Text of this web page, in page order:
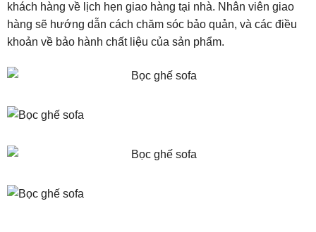
khách hàng về lịch hẹn giao hàng tại nhà. Nhân viên giao
hàng sẽ hướng dẫn cách chăm sóc bảo quản, và các điều
khoản về bảo hành chất liệu của sản phẩm.